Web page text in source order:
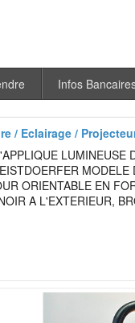
Infos
/ Eclairage /
LUMINEUSE
ORIENTABLE EN
A L'EXTERIEUR,